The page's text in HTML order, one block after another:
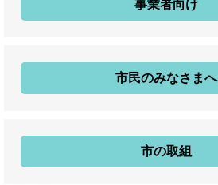
事業者向け
市民のみなさまへ
市の取組